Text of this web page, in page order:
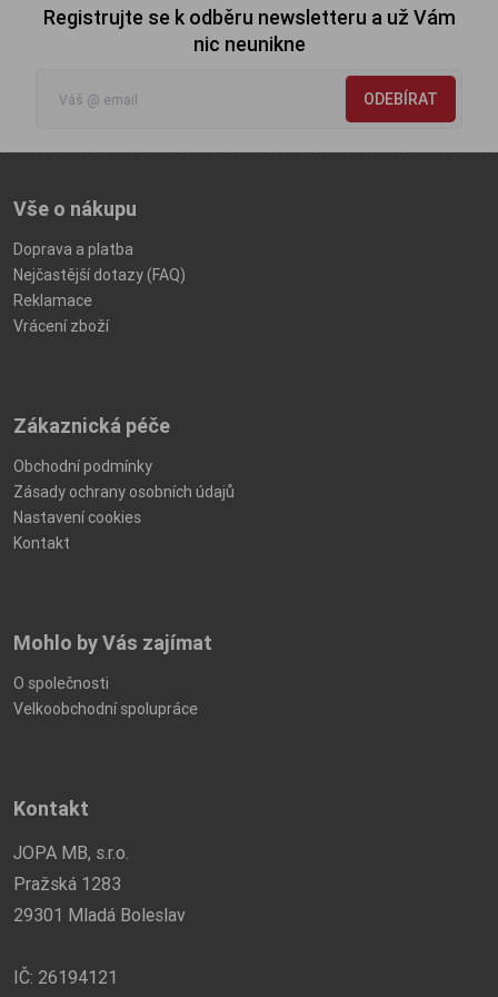
Registrujte se k odběru newsletteru a už Vám
nic neunikne
ODEBÍRAT
Vše o nákupu
Doprava a platba
Nejčastější dotazy (FAQ)
Reklamace
Vrácení zboží
Zákaznická péče
Obchodní podmínky
Zásady ochrany osobních údajů
Nastavení cookies
Kontakt
Mohlo by Vás zajímat
O společnosti
Velkoobchodní spolupráce
Kontakt
JOPA MB, s.r.o.
Pražská 1283
29301 Mladá Boleslav
IČ: 26194121